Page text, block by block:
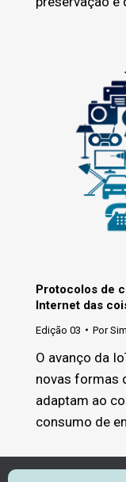
Protocolos de
Internet das
Edição 03 Por
O avanço da
novas formas
adaptam ao
consumo de